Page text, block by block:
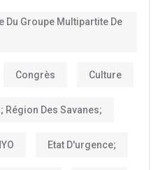
Du Groupe Multipartite De
Congrès Culture
Région Des Savanes;
Etat D'urgence;